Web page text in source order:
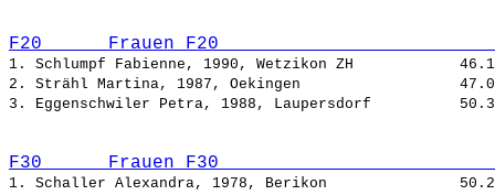
F20      Frauen F20
1. Schlumpf Fabienne, 1990, Wetzikon ZH
2. Strähl Martina, 1987, Oekingen
3. Eggenschwiler Petra, 1988, Laupersdorf
F30      Frauen F30
1. Schaller Alexandra, 1978, Berikon